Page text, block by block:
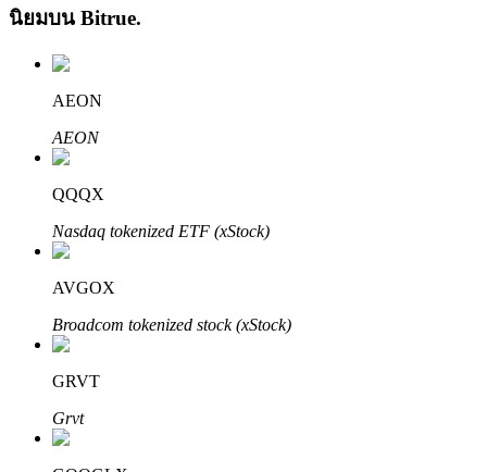
เรียนรู้ Staking
นิยมบน Bitrue.
AEON
AEON
QQQX
Nasdaq tokenized ETF (xStock)
AVGOX
Broadcom tokenized stock (xStock)
GRVT
Grvt